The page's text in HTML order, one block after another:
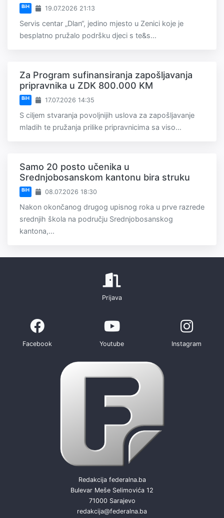
BiH 19.07.2026 21:13
Servis centar „Dlan“, jedino mjesto u Zenici koje je
besplatno pružalo podršku djeci s te&s...
Za Program sufinansiranja zapošljavanja
pripravnika u ZDK 800.000 KM
BiH 17.07.2026 14:35
S ciljem stvaranja povoljnijih uslova za zapošljavanje
mladih te pružanja prilike pripravnicima sa viso...
Samo 20 posto učenika u
Srednjobosanskom kantonu bira struku
BiH 08.07.2026 18:30
Nakon okončanog drugog upisnog roka u prve razrede
srednjih škola na području Srednjobosanskog
kantona,...
Prijava
Facebook Youtube Instagram
Redakcija federalna.ba
Bulevar Meše Selimovića 12
71000 Sarajevo
redakcija@federalna.ba